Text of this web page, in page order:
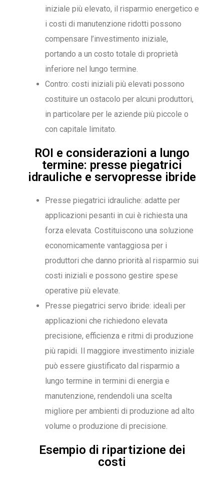
iniziale più elevato, il risparmio energetico e
i costi di manutenzione ridotti possono
compensare l’investimento iniziale,
portando a un costo totale di proprietà
inferiore nel lungo termine.
Contro: costi iniziali più elevati possono
costituire un ostacolo per alcuni produttori,
in particolare per le aziende più piccole o
con capitale limitato.
ROI e considerazioni a lungo
termine: presse piegatrici
idrauliche e servopresse ibride
Presse piegatrici idrauliche: adatte per
applicazioni pesanti in cui è richiesta una
forza elevata. Costituiscono una soluzione
economicamente vantaggiosa per i
produttori che danno priorità al risparmio sui
costi iniziali e possono gestire spese
operative più elevate.
Presse piegatrici servo ibride: ideali per
applicazioni che richiedono elevata
precisione, efficienza e ritmi di produzione
più rapidi. Il maggiore investimento iniziale
può essere giustificato dal risparmio a
lungo termine in termini di energia e
manutenzione, rendendoli una scelta
migliore per ambienti di produzione ad alto
volume o produzione di precisione.
Esempio di ripartizione dei
costi